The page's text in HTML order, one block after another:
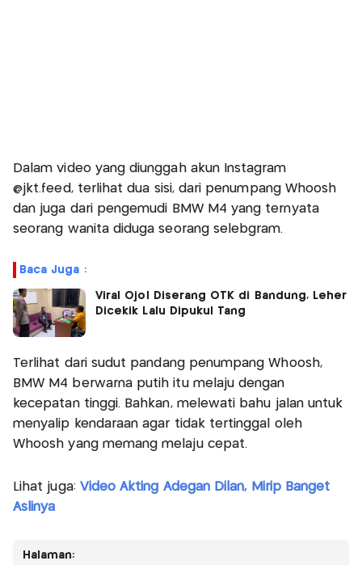
Dalam video yang diunggah akun Instagram
@jkt.feed, terlihat dua sisi, dari penumpang Whoosh
dan juga dari pengemudi BMW M4 yang ternyata
seorang wanita diduga seorang selebgram.
Baca Juga :
Viral Ojol Diserang OTK di Bandung, Leher
Dicekik Lalu Dipukul Tang
Terlihat dari sudut pandang penumpang Whoosh,
BMW M4 berwarna putih itu melaju dengan
kecepatan tinggi. Bahkan, melewati bahu jalan untuk
menyalip kendaraan agar tidak tertinggal oleh
Whoosh yang memang melaju cepat.
Lihat juga: Video Akting Adegan Dilan, Mirip Banget
Aslinya
Halaman: